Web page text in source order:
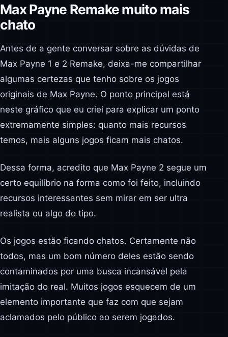
Max Payne Remake muito mais
chato
Antes de a gente conversar sobre as dúvidas de
Max Payne 1 e 2 Remake, deixa-me compartilhar
algumas certezas que tenho sobre os jogos
originais de Max Payne. O ponto principal está
neste gráfico que eu criei para explicar um ponto
extremamente simples: quanto mais recursos
temos, mais alguns jogos ficam mais chatos.
Dessa forma, acredito que Max Payne 2 segue um
certo equilíbrio na forma como foi feito, incluindo
recursos interessantes sem mirar em ser ultra
realista ou algo do tipo.
Os jogos estão ficando chatos. Certamente não
todos, mas um bom número deles estão sendo
contaminados por uma busca incansável pela
imitação do real. Muitos jogos esquecem de um
elemento importante que faz com que sejam
aclamados pelo público ao serem jogados.